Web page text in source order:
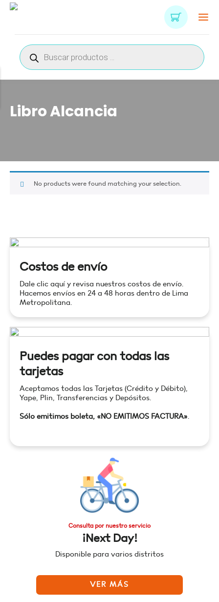
Búsqueda
de
productos
Libro Alcancia
No products were found matching your selection.
Costos de envío
Dale clic aquí y revisa nuestros costos de envío.
Hacemos envíos en 24 a 48 horas dentro de Lima
Metropolitana.
Puedes pagar con todas las
tarjetas
Aceptamos todas las Tarjetas (Crédito y Débito),
Yape, Plin, Transferencias y Depósitos.
Sólo emitimos boleta, «NO EMITIMOS FACTURA».
Consulta por nuestro servicio
¡Next Day!
Disponible para varios distritos
VER MÁS